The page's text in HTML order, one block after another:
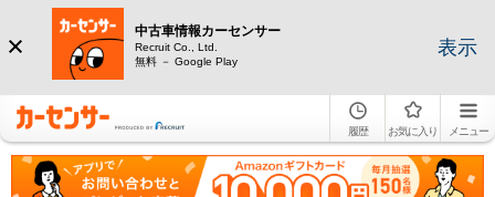
中古車情報カーセンサー
Recruit Co., Ltd.
無料 － Google Play
表示
履歴 お気に入り メニュー